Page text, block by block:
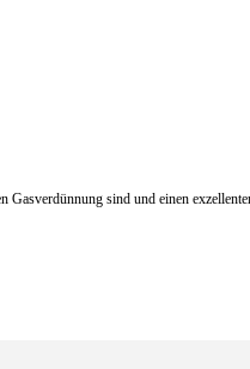
sind und einen